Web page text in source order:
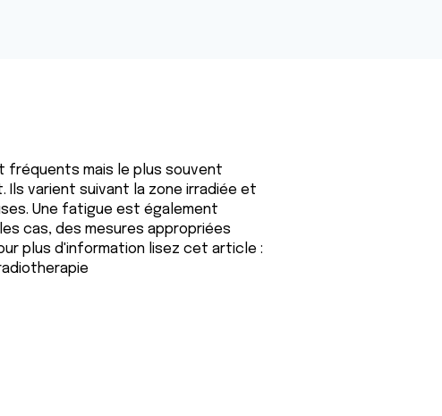
fréquents mais le plus souvent
varient suivant la zone irradiée et
Une fatigue est également
cas, des mesures appropriées
plus d'information lisez cet article :